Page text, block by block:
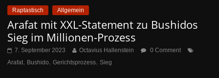
Raptastisch Allgemein
Arafat mit XXL-Statement zu Bushidos
Sieg im Millionen-Prozess
7. September 2023 Octavius Hallenstein
0 Comment
Arafat, Bushido, Gerichtsprozess, Sieg